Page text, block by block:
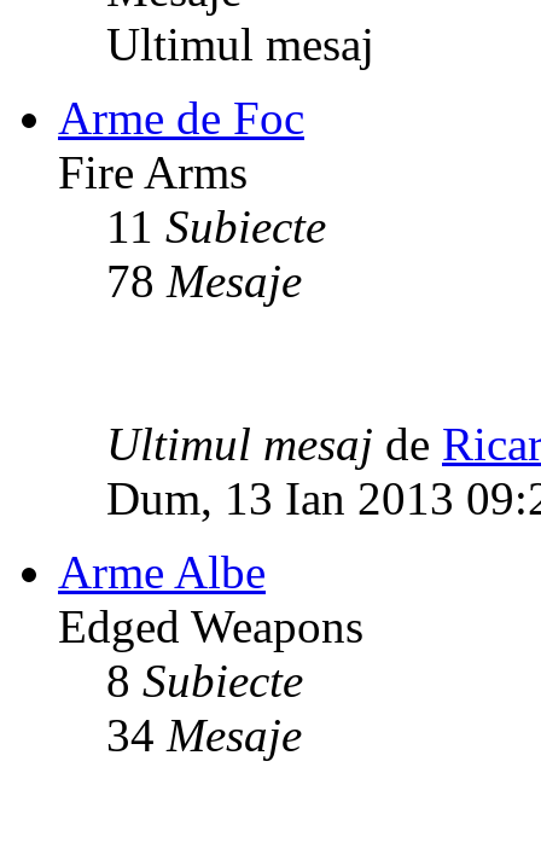
Ultimul mesaj
Arme de Foc
Fire Arms
11 Subiecte
78 Mesaje
Ultimul mesaj de
Dum, 13 Ian 2013
Arme Albe
Edged Weapons
8 Subiecte
34 Mesaje